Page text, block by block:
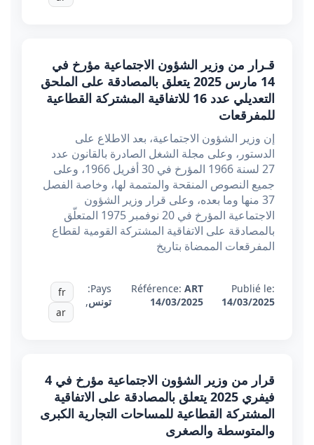
قـرار من وزير الشؤون الاجتماعية مؤرخ في
14 مارس 2025 يتعلق بالمصادقة على الملحق
التعديلي عدد 16 للاتفاقية المشتركة القطاعية
للمفرقعات
إن وزير الشؤون الاجتماعية، بعد الاطلاع على
الدستور، وعلى مجلة الشغل الصادرة بالقانون عدد
27 لسنة 1966 المؤرخ في 30 أفريل 1966، وعلى
جميع النصوص المنقحة والمتممة لها، وخاصة الفصل
37 منها وما بعده، وعلى قرار وزير الشؤون
الاجتماعية المؤرخ في 20 نوفمبر 1975 المتعلّق
بالمصادقة على الاتفاقية المشتركة القومية لقطاع
المفرقعات الممضاة بتاريخ
Publié le:
14/03/2025
Référence:ART
14/03/2025
Pays:
تونس,
fr
ar
قرار من وزير الشؤون الاجتماعية مؤرخ في 4
فيفري 2025 يتعلق بالمصادقة على الاتفاقية
المشتركة القطاعية للمساحات التجارية الكبرى
والمتوسطة والصغرى